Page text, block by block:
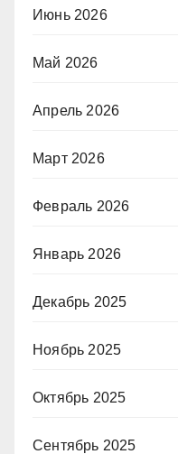
Июнь 2026
Май 2026
Апрель 2026
Март 2026
Февраль 2026
Январь 2026
Декабрь 2025
Ноябрь 2025
Октябрь 2025
Сентябрь 2025